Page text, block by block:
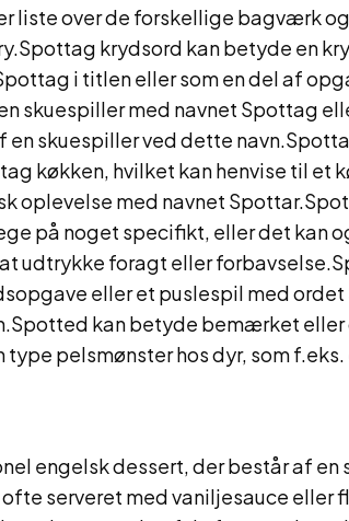
liste over de forskellige bagværk
krydsord kan betyde en
i titlen eller som en del af
skuespiller med navnet Spottag
skuespiller ved dette
køkken, hvilket kan henvise til et
oplevelse med navnet
på noget specifikt, eller det kan
udtrykke foragt eller
eller et puslespil med ordet
kan betyde bemærket
pelsmønster hos dyr, som f.eks.
engelsk dessert, der består af en
serveret med vaniljesauce eller